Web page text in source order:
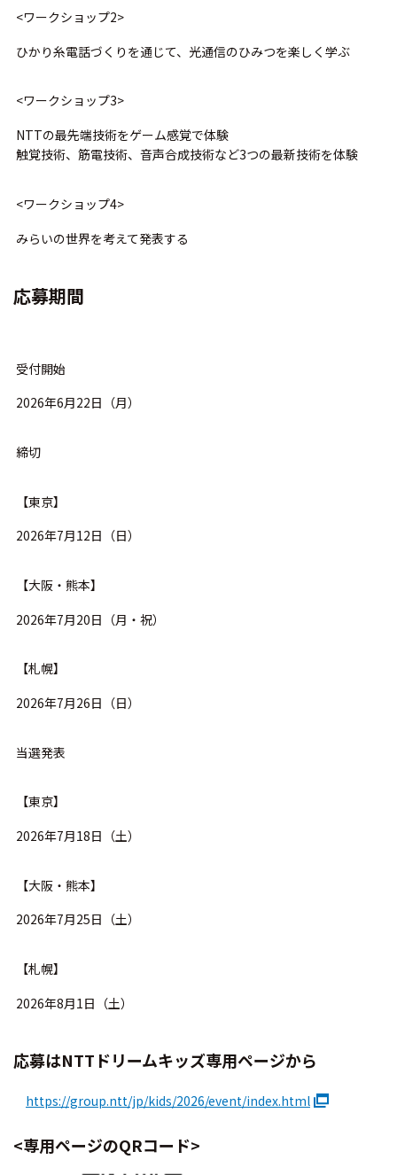
<ワークショップ2>
ひかり糸電話づくりを通じて、光通信のひみつを楽しく学ぶ
<ワークショップ3>
NTTの最先端技術をゲーム感覚で体験
触覚技術、筋電技術、音声合成技術など3つの最新技術を体験
<ワークショップ4>
みらいの世界を考えて発表する
応募期間
受付開始
2026年6月22日（月）
締切
【東京】
2026年7月12日（日）
【大阪・熊本】
2026年7月20日（月・祝）
【札幌】
2026年7月26日（日）
当選発表
【東京】
2026年7月18日（土）
【大阪・熊本】
2026年7月25日（土）
【札幌】
2026年8月1日（土）
応募はNTTドリームキッズ専用ページから
https://group.ntt/jp/kids/2026/event/index.html
<専用ページのQRコード>